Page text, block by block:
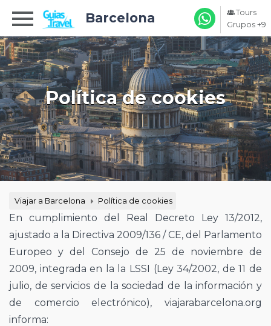
Barcelona
Tours
Grupos +9
Política de cookies
Viajar a Barcelona Política de cookies
En cumplimiento del Real Decreto Ley 13/2012,
ajustado a la Directiva 2009/136 / CE, del Parlamento
Europeo y del Consejo de 25 de noviembre de
2009, integrada en la la LSSI (Ley 34/2002, de 11 de
julio, de servicios de la sociedad de la información y
de comercio electrónico), viajarabarcelona.org
informa: